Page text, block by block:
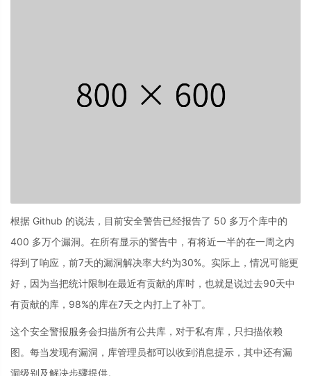
根据 Github 的说法，目前安全警告已经报告了 50 多万个库中的
400 多万个漏洞。在所有显示的警告中，有将近一半的在一周之内
得到了响应，前7天的漏洞解决率大约为30%。实际上，情况可能更
好，因为当把统计限制在最近有贡献的库时，也就是说过去90天中
有贡献的库，98%的库在7天之内打上了补丁。
这个安全警报服务会扫描所有公共库，对于私有库，只扫描依赖
图。每当发现有漏洞，库管理员都可以收到消息提示，其中还有漏
洞级别及解决步骤提供。